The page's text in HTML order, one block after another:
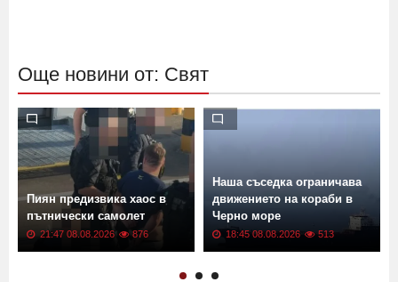
Още новини от: Свят
Пиян предизвика хаос в
пътнически самолет
21:47 08.08.2026 876
Наша съседка ограничава
движението на кораби в
Черно море
18:45 08.08.2026 513